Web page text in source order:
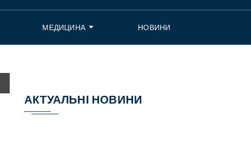
МЕДИЦИНА НОВИНИ
АКТУАЛЬНІ НОВИНИ